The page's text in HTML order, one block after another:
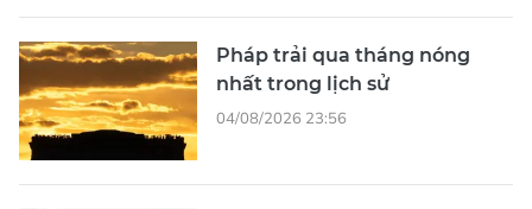
Pháp trải qua tháng nóng
nhất trong lịch sử
04/08/2026 23:56